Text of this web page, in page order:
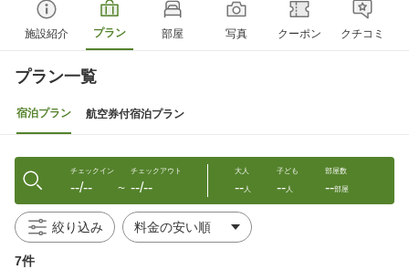
施設紹介 プラン 部屋 写真 クーポン クチコミ
プラン一覧
宿泊プラン 航空券付宿泊プラン
チェックイン
--/-- 〜
チェックアウト
--/--
大人
--人
子ども
--人
部屋数
--部屋
絞り込み
7件